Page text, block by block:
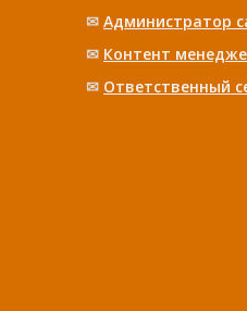
✉ Администратор
✉ Контент
✉ Ответственный